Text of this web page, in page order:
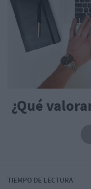
¿Qué
TIEMPO DE LECTURA